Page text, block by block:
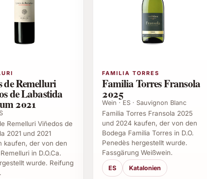
vielseitiger Begleiter, der sowohl als Aperitif als auch zu
Desserts hervorragend passt. Sein fruchtiges und
den Einsatz in der Gastronomie oder bei Events, wo
ist. Dank der ausgewogenen Struktur lässt sich dieser
um fröhliche Momente immer wieder neu zu
Rosato Brut Salento 2024
de Remelluri
de Labastida
2021
Remelluri Viñedos de
2021 und 2021
kaufen, der von den
in D.O.Ca.
wurde. Reifung
FAMILIA TORRES
Familia Torres Fransola
2025
Wein · ES · Sauvignon Blanc
Familia Torres Fransola 2025
und 2024 kaufen, der von den
Bodega Familia Torres in D.O.
Penedès hergestellt wurde.
Fassgärung Weißwein.
ES Katalonien